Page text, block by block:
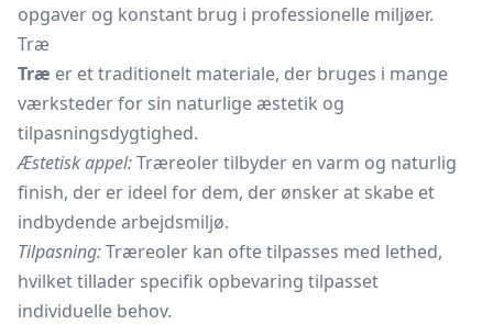
opgaver og konstant brug i professionelle miljøer.
Træ
Træ er et traditionelt materiale, der bruges i mange
værksteder for sin naturlige æstetik og
tilpasningsdygtighed.
Æstetisk appel:Træreoler tilbyder en varm og naturlig
finish, der er ideel for dem, der ønsker at skabe et
indbydende arbejdsmiljø.
Tilpasning:Træreoler kan ofte tilpasses med lethed,
hvilket tillader specifik opbevaring tilpasset
individuelle behov.